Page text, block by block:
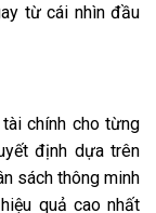
từ cái nhìn đầu
chính cho từng
định dựa trên
sách thông minh
quả cao nhất